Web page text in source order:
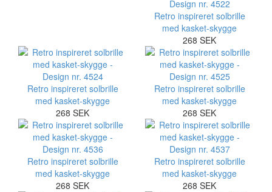
Retro inspireret solbrille
med kasket-skygge
268 SEK
Retro inspireret solbrille
med kasket-skygge
268 SEK
Retro inspireret solbrille
med kasket-skygge
268 SEK
Retro inspireret solbrille
med kasket-skygge
268 SEK
Retro inspireret solbrille
med kasket-skygge
268 SEK